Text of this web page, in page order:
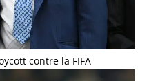
contre la FIFA